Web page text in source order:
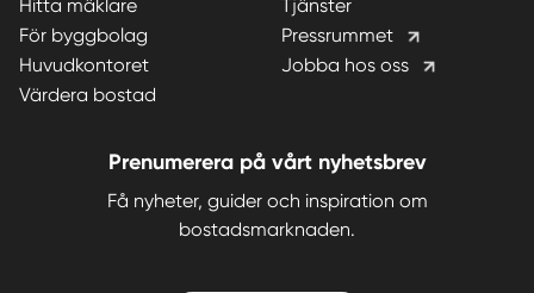
Hitta mäklare
För byggbolag
Huvudkontoret
Värdera bostad
Tjänster
Pressrummet
Jobba hos oss
Prenumerera på vårt nyhetsbrev
Få nyheter, guider och inspiration om
bostadsmarknaden.